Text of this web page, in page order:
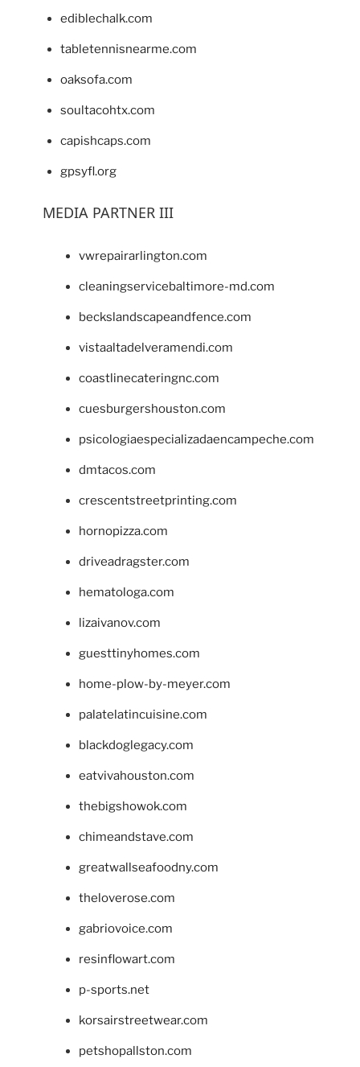
ediblechalk.com
tabletennisnearme.com
oaksofa.com
soultacohtx.com
capishcaps.com
gpsyfl.org
MEDIA PARTNER III
vwrepairarlington.com
cleaningservicebaltimore-md.com
beckslandscapeandfence.com
vistaaltadelveramendi.com
coastlinecateringnc.com
cuesburgershouston.com
psicologiaespecializadaencampeche.com
dmtacos.com
crescentstreetprinting.com
hornopizza.com
driveadragster.com
hematologa.com
lizaivanov.com
guesttinyhomes.com
home-plow-by-meyer.com
palatelatincuisine.com
blackdoglegacy.com
eatvivahouston.com
thebigshowok.com
chimeandstave.com
greatwallseafoodny.com
theloverose.com
gabriovoice.com
resinflowart.com
p-sports.net
korsairstreetwear.com
petshopallston.com